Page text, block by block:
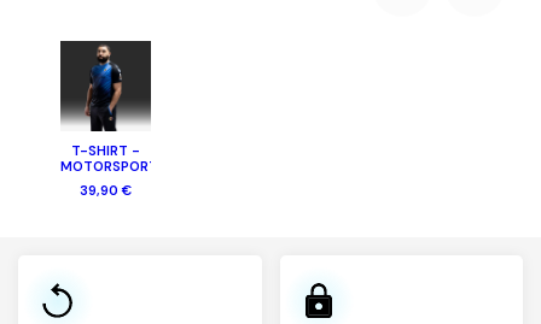
T-SHIRT -
MOTORSPORT
39,90 €